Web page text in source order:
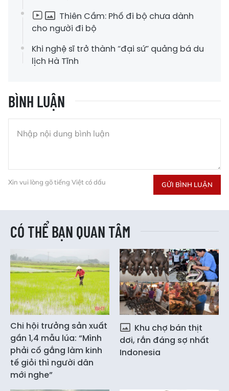
Thiên Cầm: Phố đi bộ chưa dành
cho người đi bộ
Khi nghệ sĩ trở thành “đại sứ” quảng bá du
lịch Hà Tĩnh
BÌNH LUẬN
Xin vui lòng gõ tiếng Việt có dấu GỬI BÌNH LUẬN
CÓ THỂ BẠN QUAN TÂM
Chi hội trưởng sản xuất
gần 1,4 mẫu lúa: “Mình
phải cố gắng làm kinh
tế giỏi thì người dân
mới nghe”
Khu chợ bán thịt
dơi, rắn đáng sợ nhất
Indonesia